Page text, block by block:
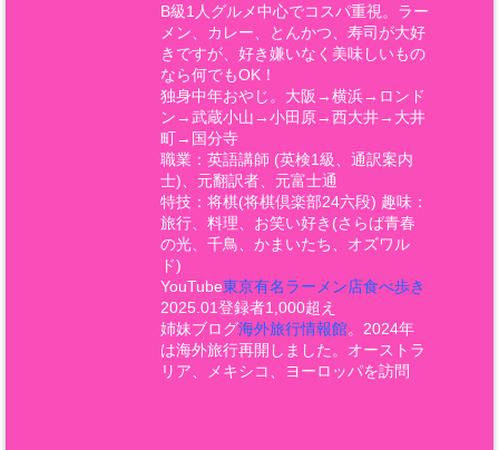
B級1人グルメ中心でコスパ重視。ラー
メン、カレー、とんかつ、寿司が大好
きですが、好き嫌いなく美味しいもの
なら何でもOK！
独身中年おやじ。大阪→横浜→ロンド
ン→武蔵小山→小田原→西大井→大井
町→国分寺
職業：英語講師 (英検1級、通訳案内
士)、元翻訳者、元富士通
特技：将棋(将棋倶楽部24六段) 趣味：
旅行、料理、お笑い好き(さらば青春
の光、千鳥、かまいたち、オズワル
ド)
YouTube東京有名ラーメン店食べ歩き
2025.01登録者1,000超え
姉妹ブログ海外旅行情報館。2024年
は海外旅行再開しました。オーストラ
リア、メキシコ、ヨーロッパを訪問